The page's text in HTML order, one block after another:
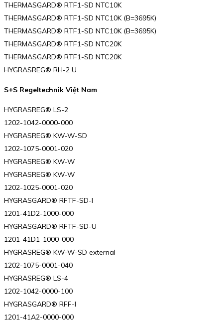
THERMASGARD® RTF1-SD NTC10K
THERMASGARD® RTF1-SD NTC10K (B=3695K)
THERMASGARD® RTF1-SD NTC10K (B=3695K)
THERMASGARD® RTF1-SD NTC20K
THERMASGARD® RTF1-SD NTC20K
HYGRASREG® RH-2 U
S+S Regeltechnik Việt Nam
HYGRASREG® LS-2
1202-1042-0000-000
HYGRASREG® KW-W-SD
1202-1075-0001-020
HYGRASREG® KW-W
HYGRASREG® KW-W
1202-1025-0001-020
HYGRASGARD® RFTF-SD-I
1201-41D2-1000-000
HYGRASGARD® RFTF-SD-U
1201-41D1-1000-000
HYGRASREG® KW-W-SD external
1202-1075-0001-040
HYGRASREG® LS-4
1202-1042-0000-100
HYGRASGARD® RFF-I
1201-41A2-0000-000